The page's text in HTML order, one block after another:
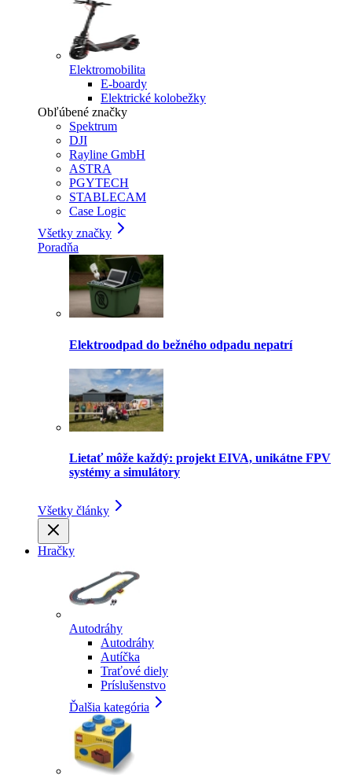
Elektromobilita
E-boardy
Elektrické kolobežky
Obľúbené značky
Spektrum
DJI
Rayline GmbH
ASTRA
PGYTECH
STABLECAM
Case Logic
Všetky značky
Poradňa
Elektroodpad do bežného odpadu nepatrí
Lietať môže každý: projekt EIVA, unikátne FPV
systémy a simulátory
Všetky články
Hračky
Autodráhy
Autodráhy
Autíčka
Traťové diely
Príslušenstvo
Ďalšia kategória